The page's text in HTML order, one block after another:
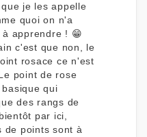
je les appelle
quoi on n'a
apprendre ! 😁
c'est que non, le
rosace ce n'est
point de rose
qui
des rangs de
par ici,
de points sont à